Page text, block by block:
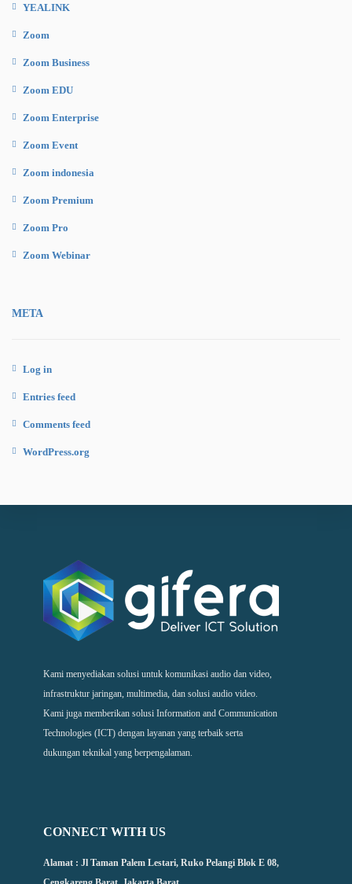
YEALINK
Zoom
Zoom Business
Zoom EDU
Zoom Enterprise
Zoom Event
Zoom indonesia
Zoom Premium
Zoom Pro
Zoom Webinar
META
Log in
Entries feed
Comments feed
WordPress.org
Kami menyediakan solusi untuk komunikasi audio dan video,
infrastruktur jaringan, multimedia, dan solusi audio video.
Kami juga memberikan solusi Information and Communication
Technologies (ICT) dengan layanan yang terbaik serta
dukungan teknikal yang berpengalaman.
CONNECT WITH US
Alamat : Jl Taman Palem Lestari, Ruko Pelangi Blok E 08,